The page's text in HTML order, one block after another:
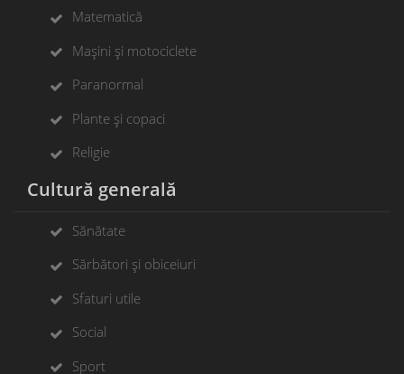
Matematică
Mașini și motociclete
Paranormal
Plante și copaci
Religie
Cultură generală
Sănătate
Sărbători și obiceiuri
Sfaturi utile
Social
Sport